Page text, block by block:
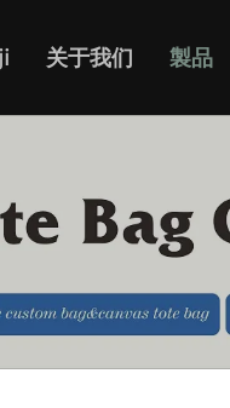
关于我们 製品